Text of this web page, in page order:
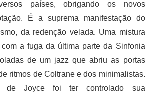
países, obrigando os novos
É a suprema manifestação do
da redenção velada. Uma mistura
a fuga da última parte da Sinfonia
de um jazz que abriu as portas
ritmos de Coltrane e dos minimalistas.
de Joyce foi ter controlado sua